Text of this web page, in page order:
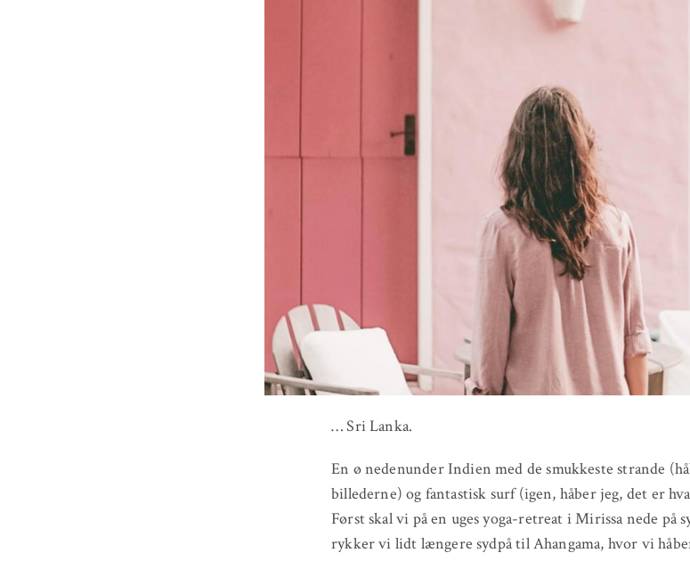
… Sri Lanka.
En ø nedenunder Indien med de smukkeste strande
billederne) og fantastisk surf (igen, håber jeg, det er
Først skal vi på en uges yoga-retreat i Mirissa nede på
rykker vi lidt længere sydpå til Ahangama, hvor vi